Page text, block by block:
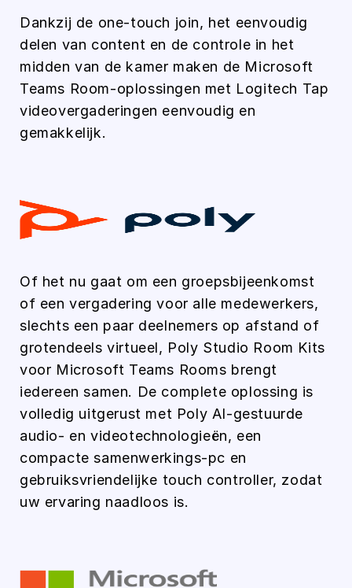
Dankzij de one-touch join, het eenvoudig
delen van content en de controle in het
midden van de kamer maken de Microsoft
Teams Room-oplossingen met Logitech Tap
videovergaderingen eenvoudig en
gemakkelijk.
Of het nu gaat om een groepsbijeenkomst
of een vergadering voor alle medewerkers,
slechts een paar deelnemers op afstand of
grotendeels virtueel, Poly Studio Room Kits
voor Microsoft Teams Rooms brengt
iedereen samen. De complete oplossing is
volledig uitgerust met Poly AI-gestuurde
audio- en videotechnologieën, een
compacte samenwerkings-pc en
gebruiksvriendelijke touch controller, zodat
uw ervaring naadloos is.